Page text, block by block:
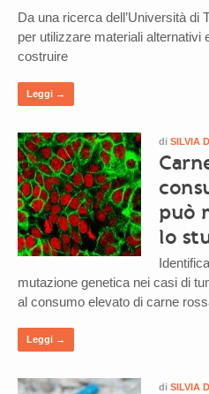
Da una ricerca dell’Università di
per utilizzare materiali alternativi
costruire
Leggi →
di SILVIA
può
lo
mutazione genetica nei casi di
al consumo elevato di carne
Leggi →
di SILVIA